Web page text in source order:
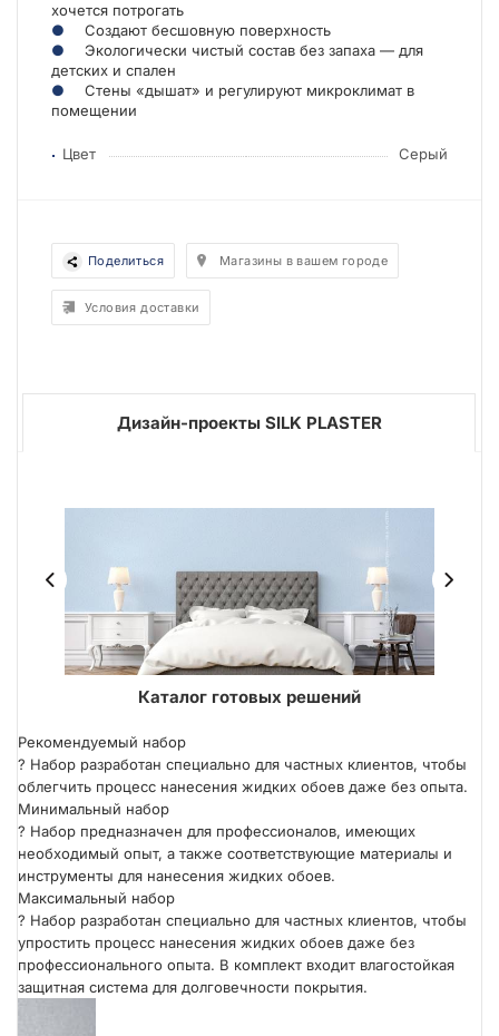
хочется потрогать
Создают бесшовную поверхность
Экологически чистый состав без запаха — для
детских и спален
Стены «дышат» и регулируют микроклимат в
помещении
Цвет Серый
Поделиться Магазины в вашем городе
Условия доставки
Дизайн-проекты SILK PLASTER
Каталог готовых решений
Рекомендуемый набор
? Набор разработан специально для частных клиентов, чтобы
облегчить процесс нанесения жидких обоев даже без опыта.
Минимальный набор
? Набор предназначен для профессионалов, имеющих
необходимый опыт, а также соответствующие материалы и
инструменты для нанесения жидких обоев.
Максимальный набор
? Набор разработан специально для частных клиентов, чтобы
упростить процесс нанесения жидких обоев даже без
профессионального опыта. В комплект входит влагостойкая
защитная система для долговечности покрытия.